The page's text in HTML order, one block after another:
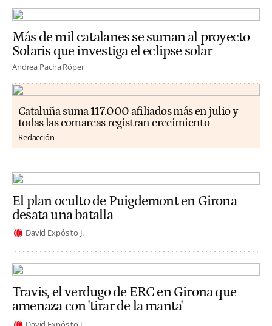
Más de mil catalanes se suman al proyecto
Solaris que investiga el eclipse solar
Andrea Pacha Röper
Cataluña suma 117.000 afiliados más en julio y
todas las comarcas registran crecimiento
Redacción
El plan oculto de Puigdemont en Girona
desata una batalla
David Expósito J.
Travis, el verdugo de ERC en Girona que
amenaza con 'tirar de la manta'